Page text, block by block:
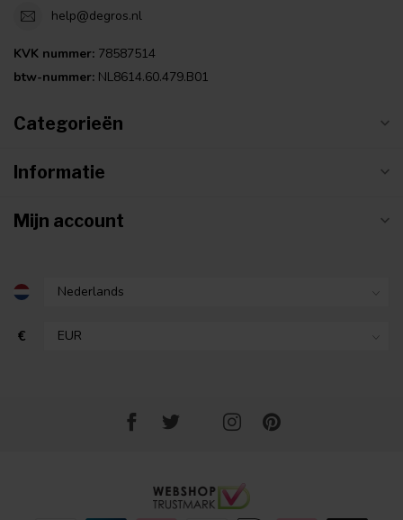
help@degros.nl
KVK nummer: 78587514
btw-nummer: NL8614.60.479.B01
Categorieën
Informatie
Mijn account
€